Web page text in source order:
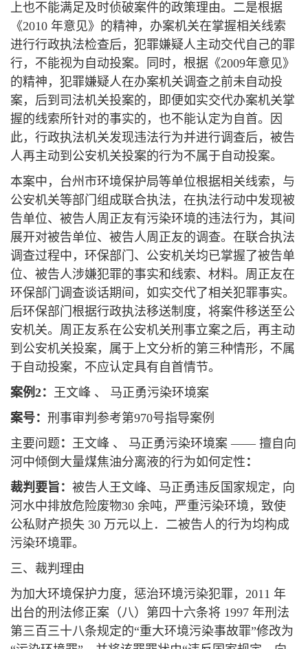
上也不能满足及时侦破案件的政策理由。二是根据
《2010 年意见》的精神，办案机关在掌握相关线索
进行行政执法检查后，犯罪嫌疑人主动交代自己的罪
行，不能视为自动投案。同时，根据《2009年意见》
的精神，犯罪嫌疑人在办案机关调查之前未自动投
案，后到司法机关投案的，即便如实交代办案机关掌
握的线索所针对的事实的，也不能认定为自首。因
此，行政执法机关发现违法行为并进行调查后，被告
人再主动到公安机关投案的行为不属于自动投案。
本案中，台州市环境保护局等单位根据相关线索，与
公安机关等部门组成联合执法，在执法行动中发现被
告单位、被告人周正友有污染环境的违法行为，其间
展开对被告单位、被告人周正友的调查。在联合执法
调查过程中，环保部门、公安机关均已掌握了被告单
位、被告人涉嫌犯罪的事实和线索、材料。周正友在
环保部门调查谈话期间，如实交代了相关犯罪事实。
后环保部门根据行政执法移送制度，将案件移送至公
安机关。周正友系在公安机关刑事立案之后，再主动
到公安机关投案，属于上文分析的第三种情形，不属
于自动投案，不应认定具有自首情节。
案例2： 王文峰 、 马正勇污染环境案
案号： 刑事审判参考第970号指导案例
主要问题 ： 王文峰 、 马正勇污染环境案 —— 擅自向
河中倾倒大量煤焦油分离液的行为如何定性 ：
裁判要旨： 被告人王文峰、马正勇违反国家规定，向
河水中排放危险废物30 余吨，严重污染环境，致使
公私财产损失 30 万元以上．二被告人的行为均构成
污染环境罪。
三、裁判理由
为加大环境保护力度，惩治环境污染犯罪，2011 年
出台的刑法修正案（八）第四十六条将 1997 年刑法
第三百三十八条规定的“重大环境污染事故罪”修改为